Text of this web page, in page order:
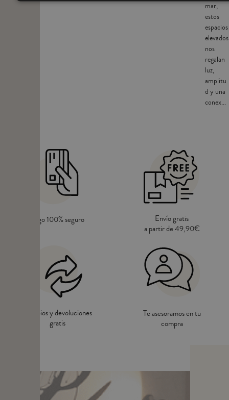
mar,
estos
espacios
elevados
nos
regalan
luz,
amplitu
d y una
conex...
Pago 100% seguro
Envío gratis
a partir de 49,90€
Cambios y devoluciones
gratis
Te asesoramos en tu
compra